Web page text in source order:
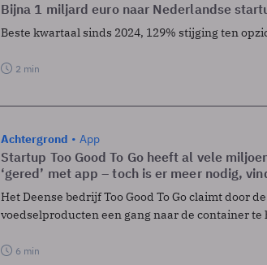
Bijna 1 miljard euro naar Nederlandse
Beste kwartaal sinds 2024, 129% stijging ten
2 min
Achtergrond App
Startup Too Good To Go heeft al vele
‘gered’ met app – toch is er meer nodig,
Het Deense bedrijf Too Good To Go claimt door
voedselproducten een gang naar de container te
6 min